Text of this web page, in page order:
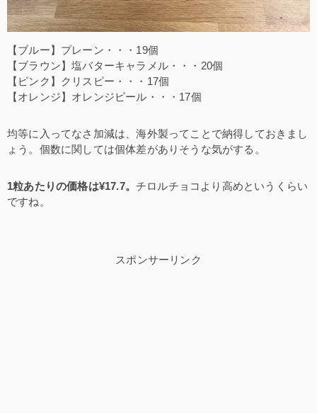
【ブルー】プレーン・・・19個
【ブラウン】塩バターキャラメル・・・20個
【ピンク】クリスピー・・・17個
【オレンジ】オレンジピール・・・17個
均等に入ってなさ加減は、海外製ってことで納得しておきまし
ょう。個数に関しては個体差がありそうな気がする。
1粒あたりの価格は¥17.7。 チロルチョコより高めというくらい
ですね。
スポンサーリンク